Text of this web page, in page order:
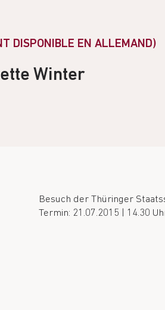
DISPONIBLE EN ALLEMAND)
Winter
Besuch der Thüringer
Termin: 21.07.2015 | 14.30